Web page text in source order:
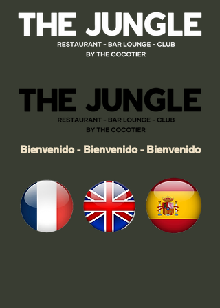
Bienvenido - Bienvenido - Bienvenido